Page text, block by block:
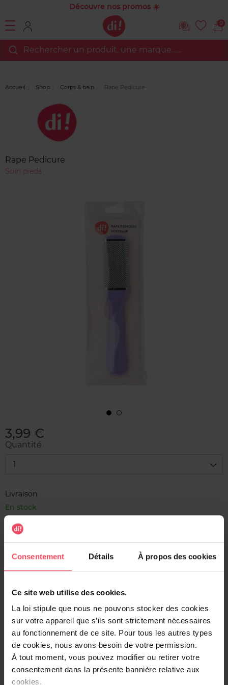
Consentement Détails À propos des cookies
Ce site web utilise des cookies.
La loi stipule que nous ne pouvons stocker des cookies
sur votre appareil que s’ils sont strictement nécessaires
au fonctionnement de ce site. Pour tous les autres types
de cookies, nous avons besoin de votre permission.
À tout moment, vous pouvez modifier ou retirer votre
consentement dans la présente bannière relative aux
cookies.
Découvre nos promos ☀️
0
Rechercher un produit, une marque…...
Accueil Shop Corps & bain Rape Pedicure
Rape Pedicure
Soin pieds
3,99 €
Quantité
1
Livraison
En stock
Livraison gratuite à l'achat de min. 35€
Retour gratuit dans votre magasin
Expédition sous 24h
Description
Essentiel pour éliminer les callosités après un bain de
pieds. Avec un grainage pour un traitement très efficace